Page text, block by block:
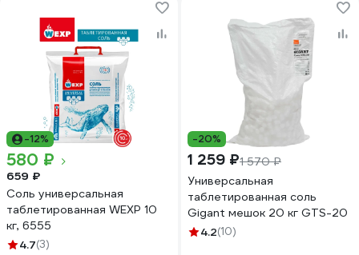
-12%
580 ₽
659 ₽
Соль универсальная
таблетированная WEXP 10
кг, 6555
4.7(3)
-20%
1 259 ₽1 570 ₽
Универсальная
таблетированная соль
Gigant мешок 20 кг GTS-20
4.2(10)